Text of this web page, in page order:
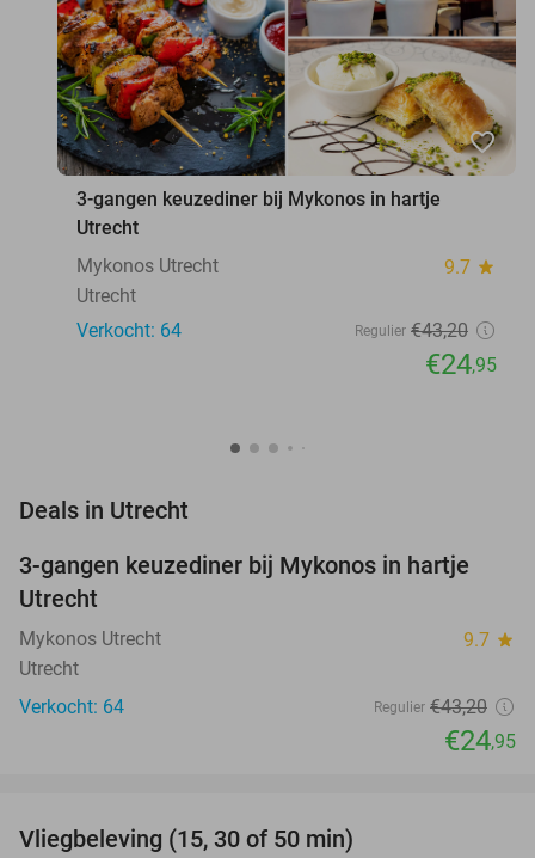
favorite_border
3-gangen keuzediner bij Mykonos in hartje
Utrecht
Mykonos Utrecht
9.7 star
Utrecht
Verkocht: 64
Regulier €43,20
€24,95
Deals in Utrecht
42%
NEW
TODAY
3-gangen keuzediner bij Mykonos in hartje
Utrecht
Mykonos Utrecht 9.7 star
Utrecht
Verkocht: 64
Regulier €43,20
€24,95
Vliegbeleving (15, 30 of 50 min)